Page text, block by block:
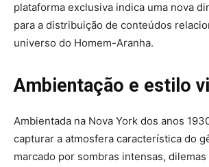
plataforma exclusiva indica uma nova
para a distribuição de conteúdos
universo do Homem-Aranha.
Ambientação e estilo
Ambientada na Nova York dos anos
capturar a atmosfera característica do
marcado por sombras intensas, dilemas